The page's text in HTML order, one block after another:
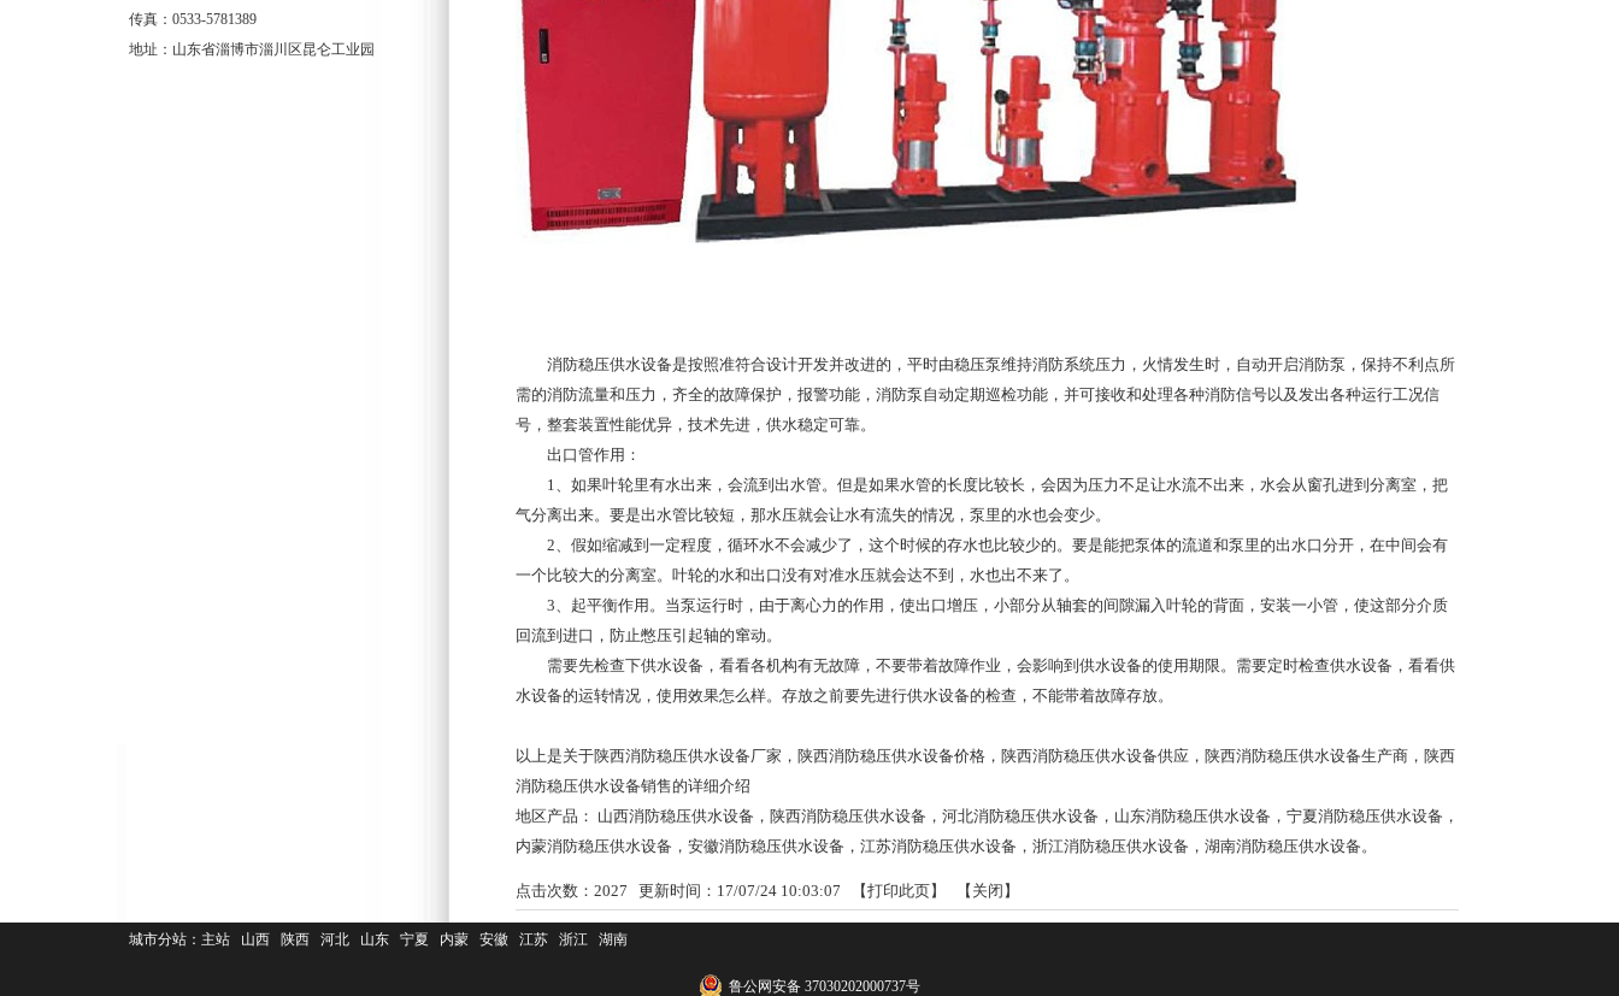
消防稳压供水设备是按照准符合设计开发并改进的，平时由稳压泵维持消防系统压力，火情发生时，自动开启消防泵，保持不利点所
需的消防流量和压力，齐全的故障保护，报警功能，消防泵自动定期巡检功能，并可接收和处理各种消防信号以及发出各种运行工况信
号，整套装置性能优异，技术先进，供水稳定可靠。
出口管作用：
1、如果叶轮里有水出来，会流到出水管。但是如果水管的长度比较长，会因为压力不足让水流不出来，水会从窗孔进到分离室，把
气分离出来。要是出水管比较短，那水压就会让水有流失的情况，泵里的水也会变少。
2、假如缩减到一定程度，循环水不会减少了，这个时候的存水也比较少的。要是能把泵体的流道和泵里的出水口分开，在中间会有
一个比较大的分离室。叶轮的水和出口没有对准水压就会达不到，水也出不来了。
3、起平衡作用。当泵运行时，由于离心力的作用，使出口增压，小部分从轴套的间隙漏入叶轮的背面，安装一小管，使这部分介质
回流到进口，防止憋压引起轴的窜动。
需要先检查下供水设备，看看各机构有无故障，不要带着故障作业，会影响到供水设备的使用期限。需要定时检查供水设备，看看供
水设备的运转情况，使用效果怎么样。存放之前要先进行供水设备的检查，不能带着故障存放。
以上是关于陕西消防稳压供水设备厂家，陕西消防稳压供水设备价格，陕西消防稳压供水设备供应，陕西消防稳压供水设备生产商，陕西
消防稳压供水设备销售的详细介绍
地区产品： 山西消防稳压供水设备 ， 陕西消防稳压供水设备 ， 河北消防稳压供水设备 ， 山东消防稳压供水设备 ， 宁夏消防稳压供水设备 ，
内蒙消防稳压供水设备 ， 安徽消防稳压供水设备 ， 江苏消防稳压供水设备 ， 浙江消防稳压供水设备 ， 湖南消防稳压供水设备。
点击次数： 2027 更新时间：17/07/24 10:03:07 【打印此页】 【 关闭 】
传真：0533-5781389
地址：山东省淄博市淄川区昆仑工业园
城市分站： 主站 山西 陕西 河北 山东 宁夏 内蒙 安徽 江苏 浙江 湖南
鲁公网安备 37030202000737号